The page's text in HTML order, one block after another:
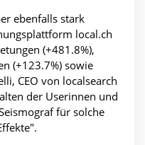
ebenfalls stark
local.ch
(+481.8%),
(+123.7%) sowie
CEO von localsearch
der Userinnen und
für solche